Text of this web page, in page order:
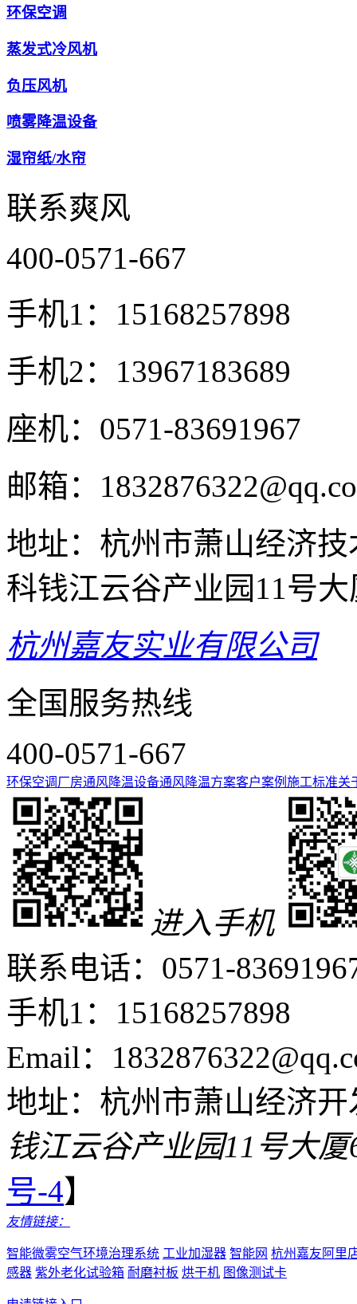
环保空调
蒸发式冷风机
负压风机
喷雾降温设备
湿帘纸/水帘
联系爽风
400-0571-667
手机1：15168257898
手机2：13967183689
座机：0571-83691967
邮箱：
地址：杭州市萧山经济
科钱江云谷产业园11号大
杭州嘉友实业有限公司
全国服务热线
400-0571-667
环保空调 厂房通风降温设备通风降温方案客户案例 施工标准关
进入手机
联系电话：0571-
手机1：15168257898
Email：
地址：杭州市萧山经济
钱江云谷产业园11号大厦
号-4】
友情链接：
智能微雾空气环境治理系统 工业加湿器 智能网 杭州嘉友阿里
感器 紫外老化试验箱 耐磨衬板 烘干机 图像测试卡